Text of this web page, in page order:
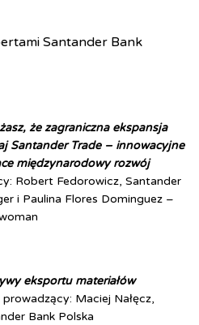
Santander Bank
że zagraniczna ekspansja
Santander Trade – innowacyjne
międzynarodowy rozwój
Robert Fedorowicz, Santander
i Paulina Flores Dominguez –
eksportu materiałów
prowadzący: Maciej Nałęcz,
Bank Polska